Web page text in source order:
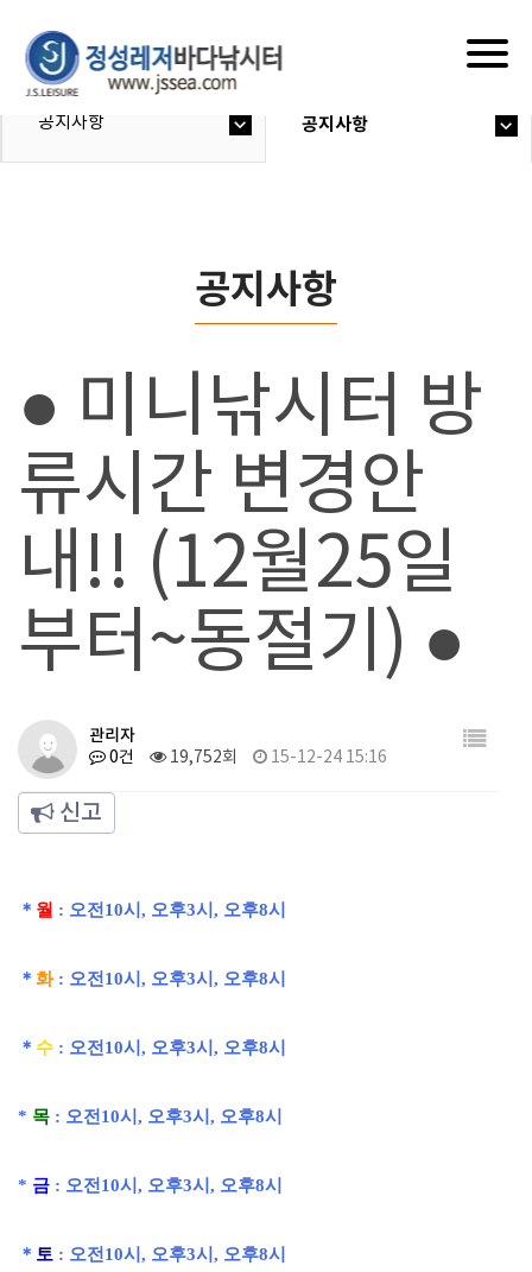
공지사항 공지사항
공지사항
● 미니낚시터 방
류시간 변경안
내!! (12월25일
부터~동절기) ●
관리자
0건 19,752회 15-12-24 15:16
신고
＊ 월 : 오전10시, 오후3시, 오후8시
＊ 화: 오전10시, 오후3시 , 오후8시
＊ 수 : 오전10시, 오후3시 , 오후8시
* 목 : 오전10시, 오후3시 , 오후8시
* 금 : 오전10시, 오후3시 , 오후8시
＊ 토 : 오전10시, 오후3시 , 오후8시